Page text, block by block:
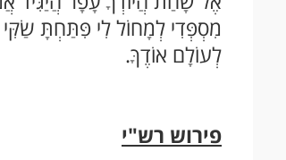
מִסְפְּדִי לְמָחוֹל לִי פִּתַּחְתָּ שַׂקִּי
לְעוֹלָם אוֹדֶךָּ.
פירוש רש"י